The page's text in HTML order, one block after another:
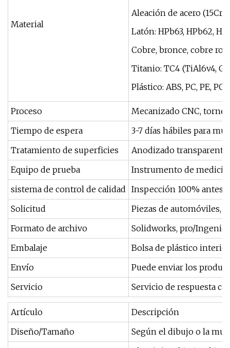
Material
Aleación de acero
Latón: HPb63, HPb62,
Cobre, bronce, cobre
Titanio: TC4 (TiAl6v4,
Plástico: ABS, PC, PE,
Proceso
Mecanizado CNC,
Tiempo de espera
3-7 días hábiles para
Tratamiento de superficies
Anodizado
Equipo de prueba
Instrumento de
sistema de control de calidad Inspección 100% antes
Solicitud
Piezas de automóviles,
Formato de archivo
Solidworks, pro/
Embalaje
Bolsa de plástico
Envío
Puede enviar los
Servicio
Servicio de respuesta
Artículo
Descripción
Diseño/Tamaño
Según el dibujo o la